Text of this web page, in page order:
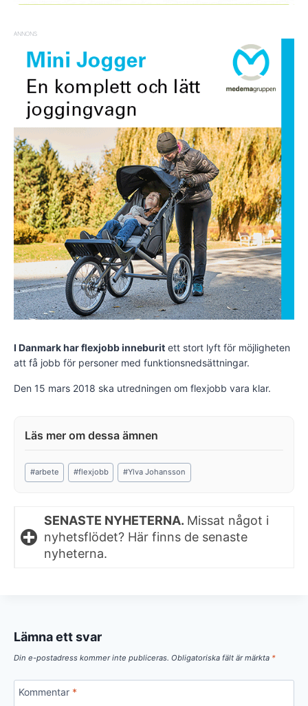
ANNONS
I Danmark har flexjobb inneburit ett stort lyft för möjligheten
att få jobb för personer med funktionsnedsättningar.
Den 15 mars 2018 ska utredningen om flexjobb vara klar.
Post
Tags:
#arbete #flexjobb #Ylva Johansson
SENASTE NYHETERNA. Missat något i
nyhetsflödet? Här finns de senaste
nyheterna.
Lämna ett svar
Din e-postadress kommer inte publiceras. Obligatoriska fält är märkta *
Kommentar *